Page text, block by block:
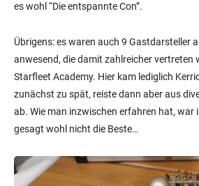
es wohl “Die entspannte Con”.
Übrigens: es waren auch 9 Gastdarsteller
anwesend, die damit zahlreicher vertreten
Starfleet Academy. Hier kam lediglich
zunächst zu spät, reiste dann aber aus
ab. Wie man inzwischen erfahren hat, war
gesagt wohl nicht die Beste…